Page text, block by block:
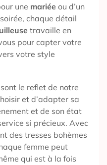
une mariée ou d’un
chaque détail
travaille en
pour capter votre
votre style
le reflet de notre
et d’adapter sa
et de son état
si précieux. Avec
des tresses bohèmes
femme peut
qui est à la fois